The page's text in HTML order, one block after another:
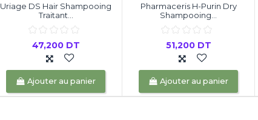
Uriage DS Hair Shampooing
Traitant...
47,200 DT
Ajouter au panier
Pharmaceris H-Purin Dry
Shampooing...
51,200 DT
Ajouter au panier